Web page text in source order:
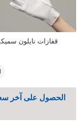
قفازات نايلون
الحصول على آخر